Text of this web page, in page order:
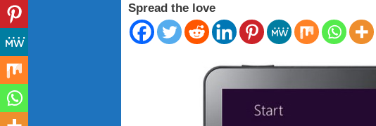
Spread the love